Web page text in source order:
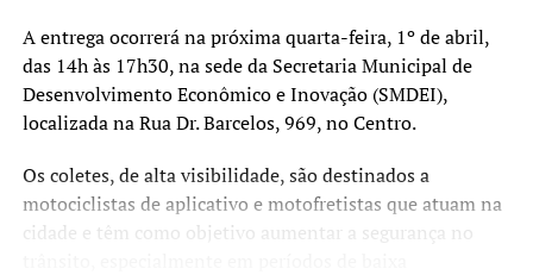
A entrega ocorrerá na próxima quarta-feira, 1º de abril,
das 14h às 17h30, na sede da Secretaria Municipal de
Desenvolvimento Econômico e Inovação (SMDEI),
localizada na Rua Dr. Barcelos, 969, no Centro.
Os coletes, de alta visibilidade, são destinados a
motociclistas de aplicativo e motofretistas que atuam na
cidade e têm como objetivo aumentar a segurança no